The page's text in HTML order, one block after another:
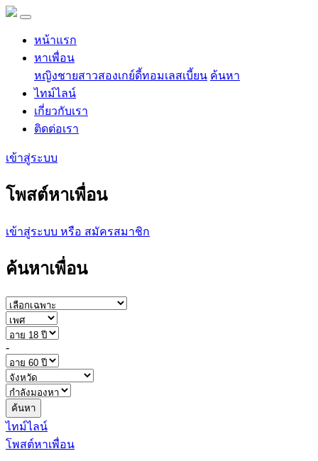
หน้าแรก
หาเพื่อน
หญิงชายสาวสองเกย์ดี้ทอมเลสเบี้ยน ค้นหา
ไทม์ไลน์
เกี่ยวกับเรา
ติดต่อเรา
เข้าสู่ระบบ
โพสต์หาเพื่อน
เข้าสู่ระบบ หรือ สมัครสมาชิก
ค้นหาเพื่อน
-
ค้นหา
ไทม์ไลน์
โพสต์หาเพื่อน